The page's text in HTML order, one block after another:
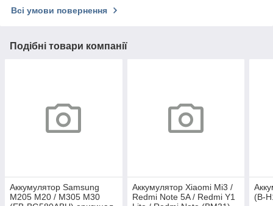
Всі умови повернення
Подібні товари компанії
Аккумулятор Samsung
M205 M20 / M305 M30
Аккумулятор Xiaomi Mi3 /
Redmi Note 5A / Redmi Y1
(B-